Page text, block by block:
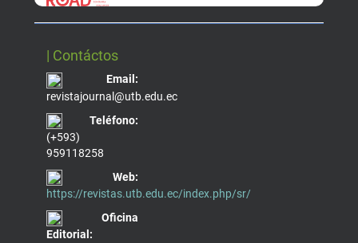
| Contáctos
Email:
revistajournal@utb.edu.ec
Teléfono:
(+593)
959118258
Web:
https://revistas.utb.edu.ec/index.php/sr/
Oficina
Editorial: